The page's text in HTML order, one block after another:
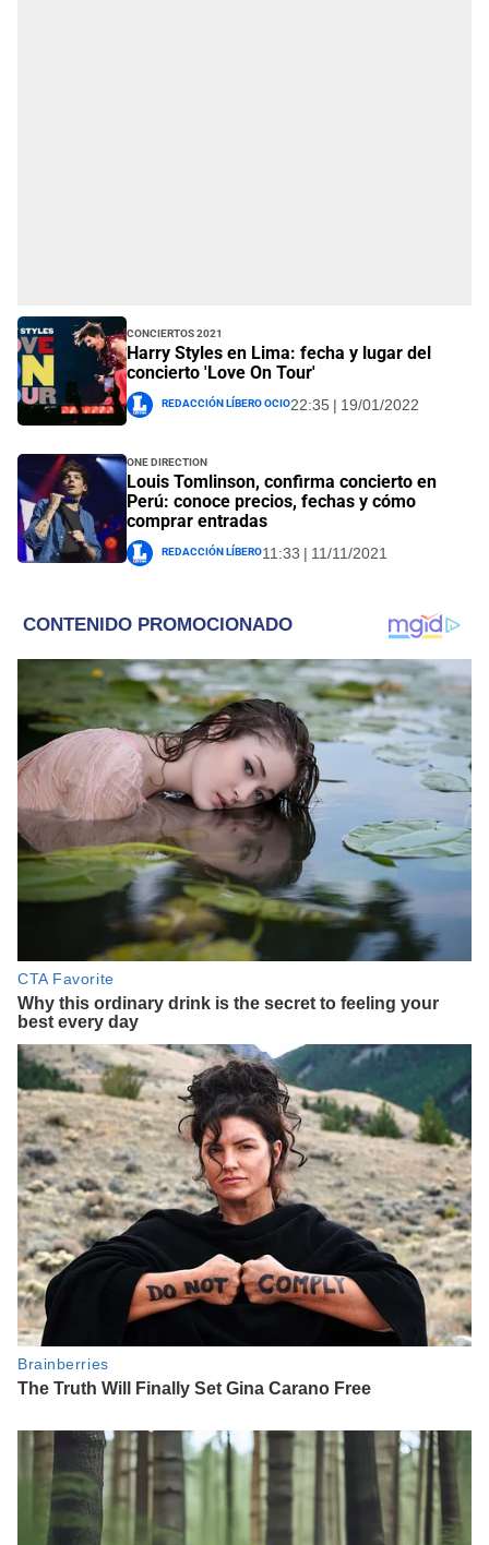
Conciertos 2021
Harry Styles en Lima: fecha y lugar del
concierto 'Love On Tour'
Redacción Líbero Ocio22:35 | 19/01/2022
One Direction
Louis Tomlinson, confirma concierto en
Perú: conoce precios, fechas y cómo
comprar entradas
Redacción Líbero11:33 | 11/11/2021